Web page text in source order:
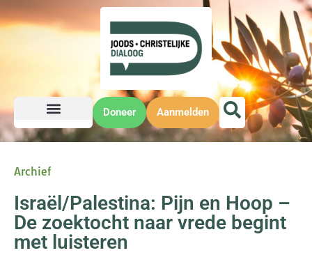
Doneer Aanmelden
Archief
Israël/Palestina: Pijn en Hoop –
De zoektocht naar vrede begint
met luisteren